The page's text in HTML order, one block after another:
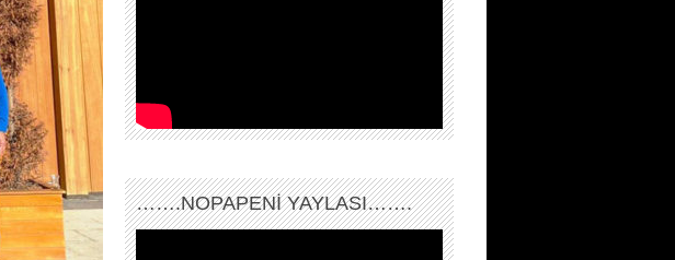
…….NOPAPENİ YAYLASI…….